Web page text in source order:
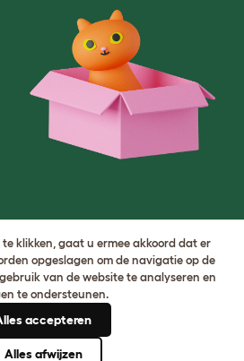
te klikken, gaat u ermee akkoord dat er
opgeslagen om de navigatie op de
van de website te analyseren en
te ondersteunen.
accepteren
Alles afwijzen